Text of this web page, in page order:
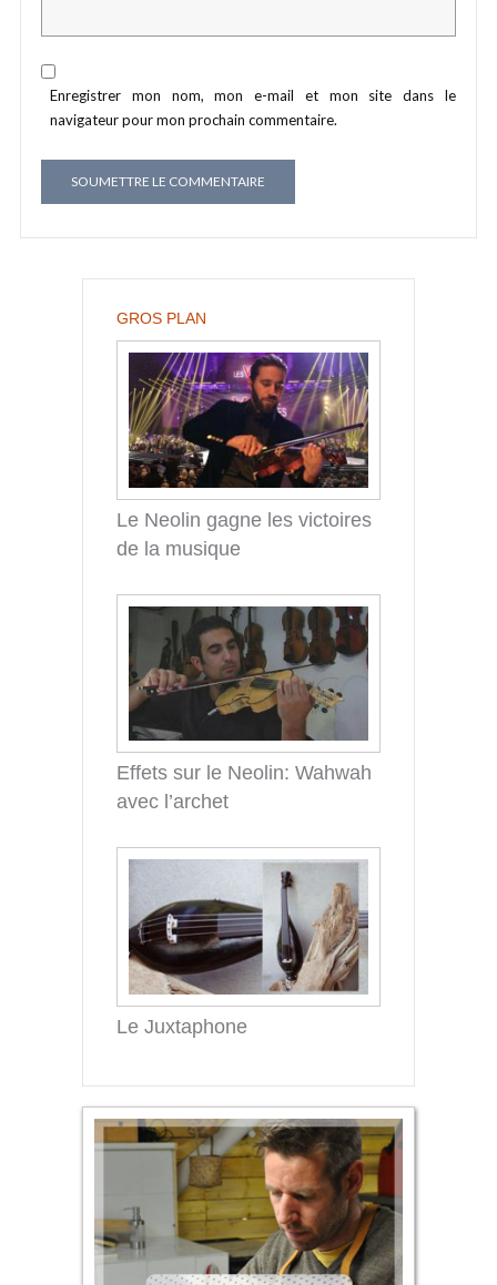
Enregistrer mon nom, mon e-mail et mon site dans le
navigateur pour mon prochain commentaire.
GROS PLAN
Le Neolin gagne les victoires
de la musique
Effets sur le Neolin: Wahwah
avec l’archet
Le Juxtaphone